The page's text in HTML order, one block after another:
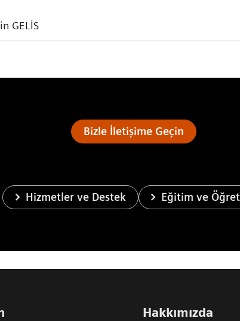
GELİS
Bizle İletişime Geçin
Hizmetler ve Destek Eğitim ve
Hakkımızda